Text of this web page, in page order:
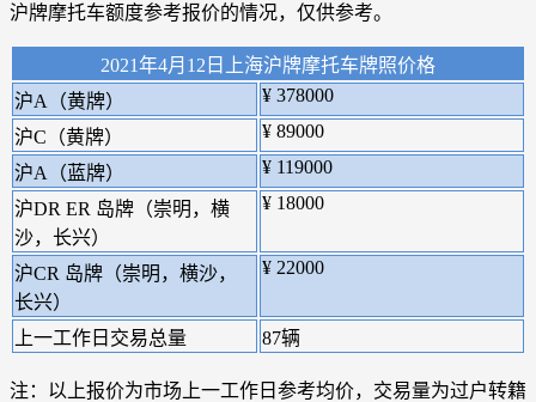
沪牌摩托车额度参考报价的情况，仅供参考。
2021年4月12日上海沪牌摩托车牌照价格
沪A（黄牌）
¥ 378000
沪C（黄牌） ¥ 89000
沪A（蓝牌） ¥ 119000
沪DR ER 岛牌（崇明，横
沙，长兴）
¥ 18000
沪CR 岛牌（崇明，横沙，
长兴）
¥ 22000
上一工作日交易总量 87辆
注：以上报价为市场上一工作日参考均价，交易量为过户转籍